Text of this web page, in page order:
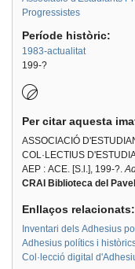
Progressistes
Període històric:
1983-actualitat
199-?
Per citar aquesta
ASSOCIACIÓ
COL·LECTIUS
AEP : ACE. [S.l.], 199-?.
CRAI Biblioteca del
Enllaços
Inventari dels Adhesius
Adhesius polítics i
Col·lecció digital